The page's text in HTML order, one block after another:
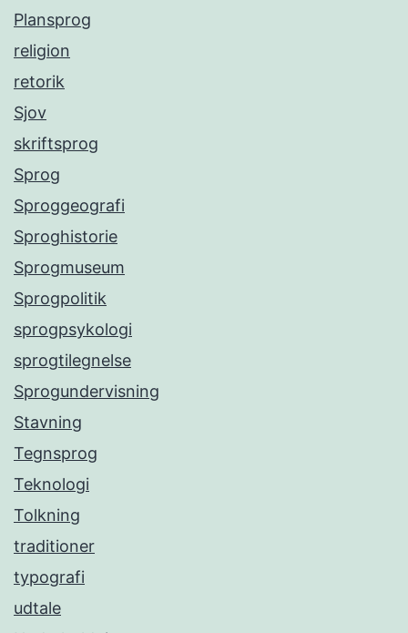
Plansprog
religion
retorik
Sjov
skriftsprog
Sprog
Sproggeografi
Sproghistorie
Sprogmuseum
Sprogpolitik
sprogpsykologi
sprogtilegnelse
Sprogundervisning
Stavning
Tegnsprog
Teknologi
Tolkning
traditioner
typografi
udtale